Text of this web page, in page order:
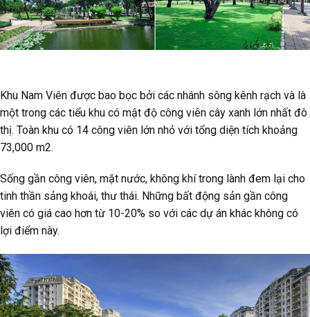
Khu Nam Viên được bao bọc bởi các nhánh sông kênh rạch và là
một trong các tiểu khu có mật độ công viên cây xanh lớn nhất đô
thị. Toàn khu có 14 công viên lớn nhỏ với tổng diện tích khoảng
73,000 m2.
Sống gần công viên, mặt nước, không khí trong lành đem lại cho
tinh thần sảng khoái, thư thái. Những bất động sản gần công
viên có giá cao hơn từ 10-20% so với các dự án khác không có
lợi điểm này.